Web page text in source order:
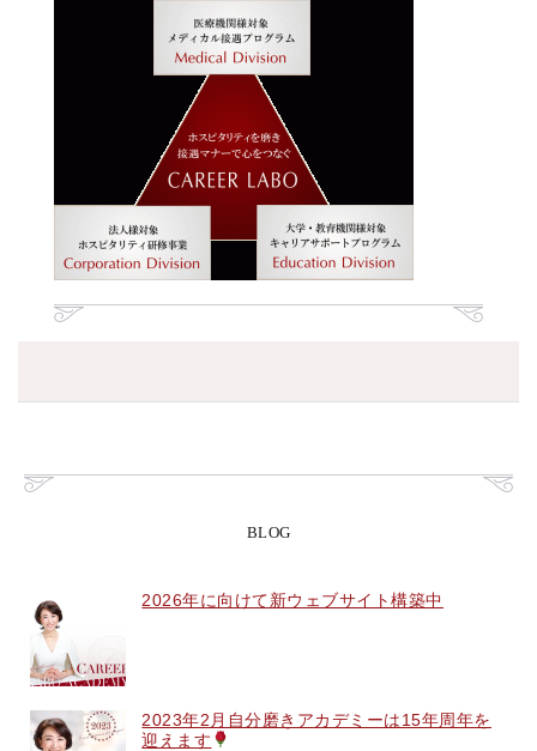
BLOG
2026年に向けて新ウェブサイト構築中
2023年2月自分磨きアカデミーは15年周年を
迎えます